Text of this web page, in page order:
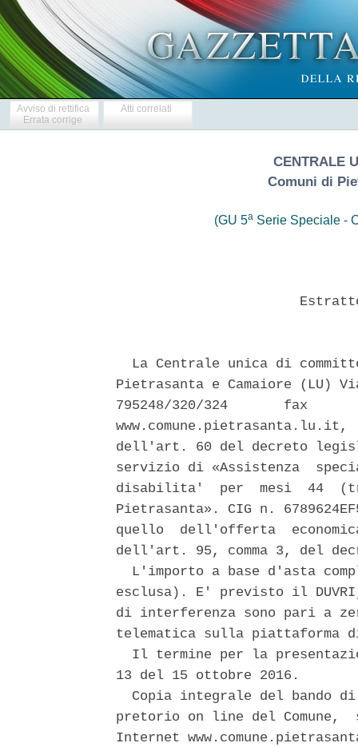
Avviso di rettifica
Errata corrige
Atti correlati
CENTRALE
Comuni di
(GU 5a Serie Speciale -
La Centrale unica di
Pietrasanta e Camaiore
795248/320/324       fax
dell'art. 60 del decreto
servizio di «Assistenza
disabilita'  per  mesi  44
Pietrasanta». CIG n.
quello  dell'offerta
dell'art. 95, comma 3, del
L'importo a base d'asta
esclusa). E' previsto il
di interferenza sono pari a
telematica sulla piattaforma
Il termine per la
13 del 15 ottobre 2016.
Copia integrale del bando
pretorio on line del
Internet